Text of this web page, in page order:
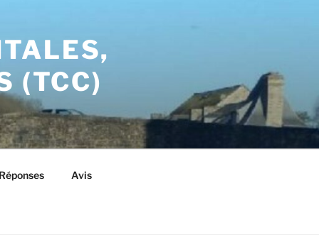
(TCC)
Avis